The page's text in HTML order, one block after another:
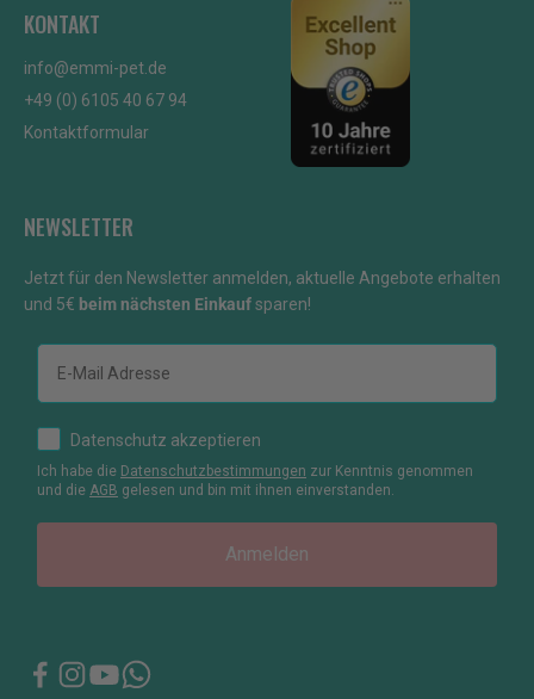
KONTAKT
info@emmi-pet.de
+49 (0) 6105 40 67 94
Kontaktformular
NEWSLETTER
Jetzt für den Newsletter anmelden, aktuelle Angebote erhalten
und 5€ beim nächsten Einkaufsparen!
E-mail
How would you like to hear from us?
Datenschutz akzeptieren
Ich habe die Datenschutzbestimmungen zur Kenntnis genommen
und die AGB gelesen und bin mit ihnen einverstanden.
Anmelden